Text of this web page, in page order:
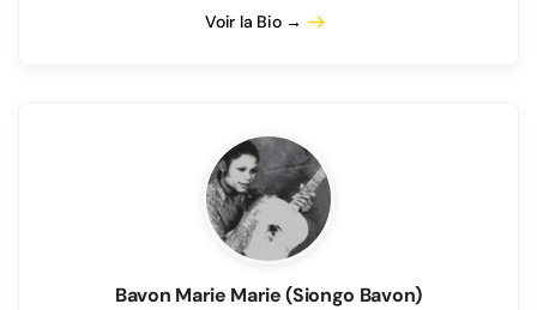
Voir la Bio →
Bavon Marie Marie (Siongo Bavon)